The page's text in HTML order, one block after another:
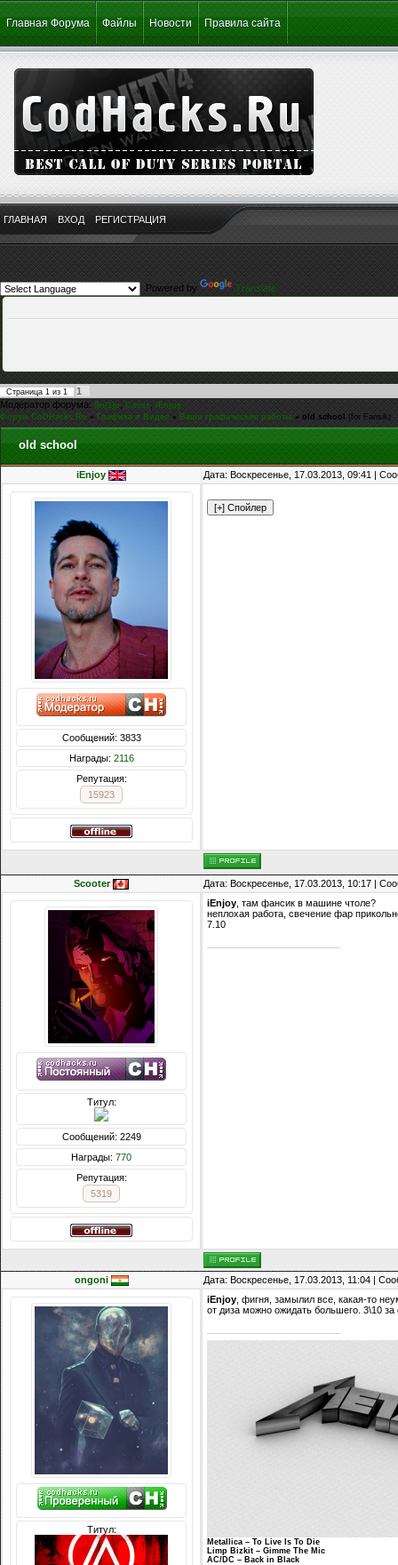
Главная Форума Файлы Новости Правила сайта
ГЛАВНАЯ ВХОД РЕГИСТРАЦИЯ
Powered by Translate
Страница 1 из 1
1
Модератор форума:Sn[1]p,Casus,iEnjoy
Форум CoDHacks.Ru » Графика и Видео » Ваши графические работы » old school (for Fansik)
old school
iEnjoy Дата: Воскресенье, 17.03.2013, 09:41 |
Сообщений: 3833
Награды: 2116
Репутация:
15923
Scooter Дата: Воскресенье, 17.03.2013, 10:17 |
Титул:
Сообщений: 2249
Награды: 770
Репутация:
5319
iEnjoy , там фансик в машине чтоле?
неплохая работа, свечение фар
7.10
ongoni Дата: Воскресенье, 17.03.2013, 11:04 |
Титул:
iEnjoy , фигня, замылил все, какая-то
от диза можно ожидать большего. 3\10
Metallica – To Live Is To Die
Limp Bizkit – Gimme The Mic
AC/DC – Back in Black